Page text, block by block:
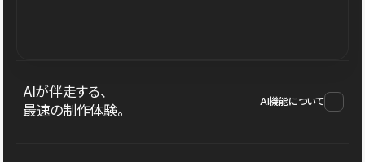
AIが伴走する、
最速の制作体験。
AI機能について